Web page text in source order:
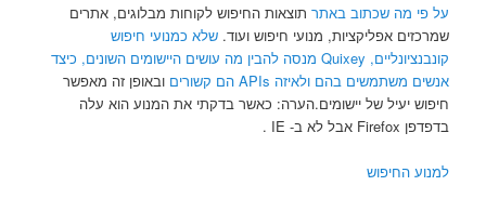
על פי מה שכתוב באתר תוצאות החיפוש לקוחות מבלוגים, אתרים
שמרכזים אפליקציות, מנועי חיפוש ועוד.שלא כמנועי חיפוש
קונבנציונליים, Quixey מנסה להבין מה עושים היישומים השונים, כיצד
אנשים משתמשים בהם ולאיזה APIs הם קשורים
ובאופן זה מאפשר
חיפוש יעיל של יישומים.הערה: כאשר בדקתי את המנוע הוא עלה
בדפדפן Firefox אבל לא ב- IE .
למנוע החיפוש